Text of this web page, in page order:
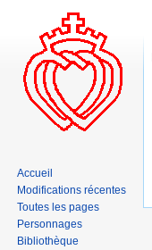
Accueil
Modifications récentes
Toutes les pages
Personnages
Bibliothèque